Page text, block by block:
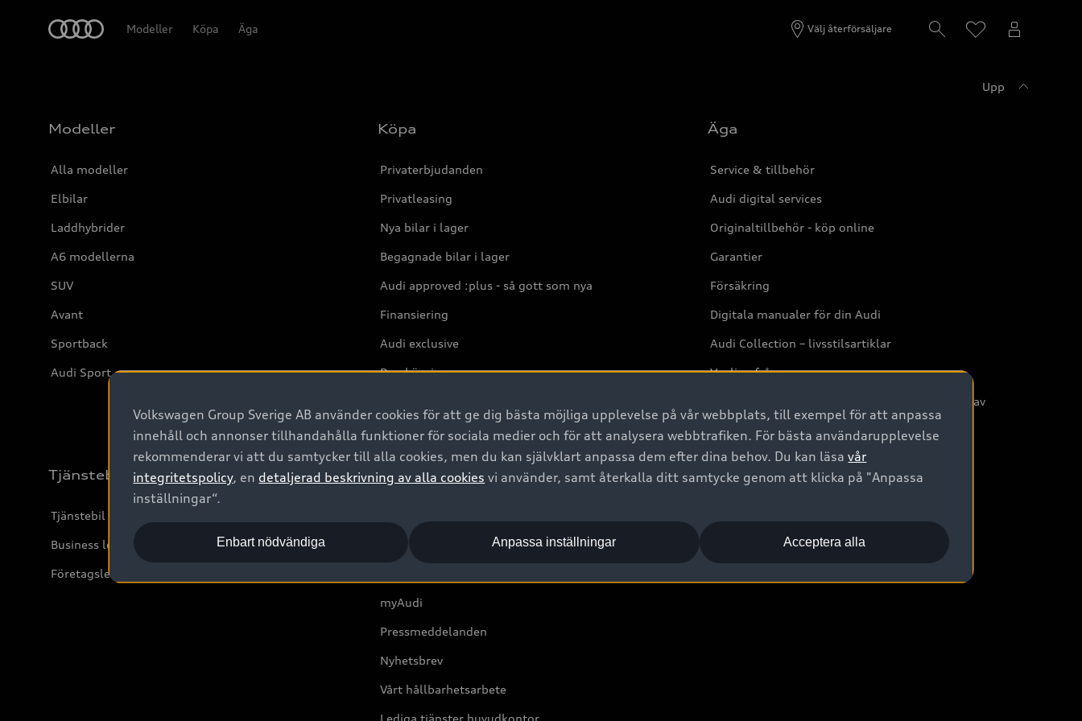
Modeller Köpa Äga Välj återförsäljare
Upp
Modeller
Alla modeller
Elbilar
Laddhybrider
A6 modellerna
SUV
Avant
Sportback
Audi Sport
Köpa
Privaterbjudanden
Privatleasing
Nya bilar i lager
Begagnade bilar i lager
Audi approved :plus - så gott som nya
Finansiering
Audi exclusive
Provkörning
Äga
Service & tillbehör
Audi digital services
Originaltillbehör - köp online
Garantier
Försäkring
Digitala manualer för din Audi
Audi Collection – livsstilsartiklar
Vanliga frågor
2G/3G nätet stängs ned - Hur påverkas min bil av
detta?
Tjänstebil
Tjänstebil
Business lease online
Företagsleasing
Om Audi Sverige
Boka Service online
myAudi
Pressmeddelanden
Nyhetsbrev
Vårt hållbarhetsarbete
Lediga tjänster huvudkontor
Volkswagen Group Sverige AB använder cookies för att ge dig bästa möjliga upplevelse på vår webbplats, till exempel för att anpassa
innehåll och annonser tillhandahålla funktioner för sociala medier och för att analysera webbtrafiken. För bästa användarupplevelse
rekommenderar vi att du samtycker till alla cookies, men du kan självklart anpassa dem efter dina behov. Du kan läsavår
integritetspolicy, en detaljerad beskrivning av alla cookies vi använder, samt återkalla ditt samtycke genom att klicka på "Anpassa
inställningar“.
Acceptera alla
Enbart nödvändiga Anpassa inställningar